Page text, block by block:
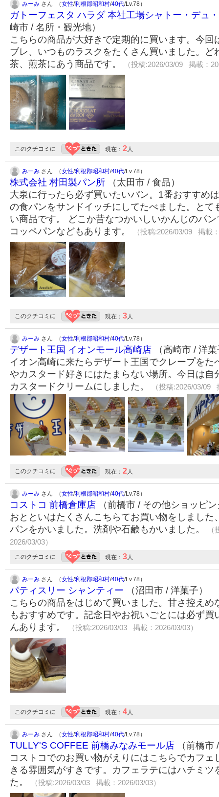
みーみ さん （女性/利根郡昭和村/40代/Lv.78）
ガトーフェスタ ハラダ 本社工場シャトー・デュ
崎市 / 名所・観光地）
こちらの商品が大好きで定期的に買います。今回
ブレ、いつものラスクをたくさん買いました。ど
茶、煎茶にあう商品です。
（投稿:2026/03/09 掲載：
このクチコミに 現在： 2人
みーみ さん （女性/利根郡昭和村/40代/Lv.78）
株式会社 村田製パン所 （太田市 / 食品）
大泉に行ったら必ず買いたいパン。1番おすすめ
の食パンをサンドイッチにしてたべました。とて
い商品です。 どこか昔なつかいしいかんじのパ
コッペパンなどもあります。
（投稿:2026/03/09 掲載
このクチコミに 現在： 3人
みーみ さん （女性/利根郡昭和村/40代/Lv.78）
デザート王国 イオンモール高崎店 （高崎市 / 洋
イオン高崎に来たらデザート王国でクレープをた
やカスタード好きにはたまらない場所。今日は自
カスタードクリームにしました。
（投稿:2026/03/09
このクチコミに 現在： 2人
みーみ さん （女性/利根郡昭和村/40代/Lv.78）
コストコ 前橋倉庫店 （前橋市 / その他ショッピ
おとといはたくさんこちらてお買い物をしました
パンをかいました。洗剤や石鹸もかいました。
2026/03/03）
このクチコミに 現在： 3人
みーみ さん （女性/利根郡昭和村/40代/Lv.78）
パティスリー シャンティー （沼田市 / 洋菓子）
こちらの商品をはじめて買いました。甘さ控えめ
もおすすめです。記念日やお祝いごとには必ず買
んあります。
（投稿:2026/03/03 掲載：2026/03/03）
このクチコミに 現在： 4人
みーみ さん （女性/利根郡昭和村/40代/Lv.78）
TULLY'S COFFEE 前橋みなみモール店 （前橋市
コストコでのお買い物がえりにはこちらでカフェ
きる雰囲気がすきです。カフェラテにはハチミツ
た。
（投稿:2026/03/03 掲載：2026/03/03）